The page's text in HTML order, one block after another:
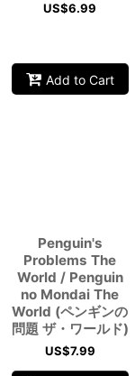
US$6.99
Add to Cart
Penguin's
Problems The
World / Penguin
no Mondai The
World (ペンギンの
問題 ザ・ワールド)
US$7.99